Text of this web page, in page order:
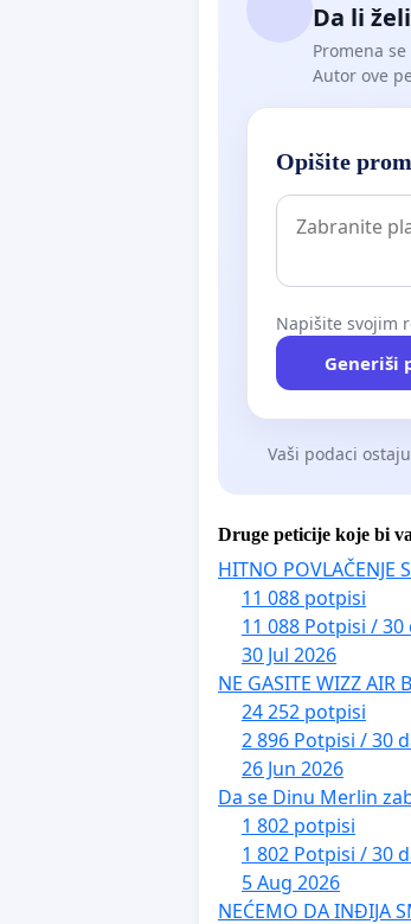
Da li
Promena
Autor ove
Opišite
Napišite svojim
Generiši
Vaši podaci
Druge peticije koje bi
HITNO POVLAČENJE
11 088 potpisi
11 088 Potpisi / 30
30 Jul 2026
NE GASITE WIZZ AIR
24 252 potpisi
2 896 Potpisi / 30
26 Jun 2026
Da se Dinu Merlin
1 802 potpisi
1 802 Potpisi / 30
5 Aug 2026
NEĆEMO DA INĐIJA